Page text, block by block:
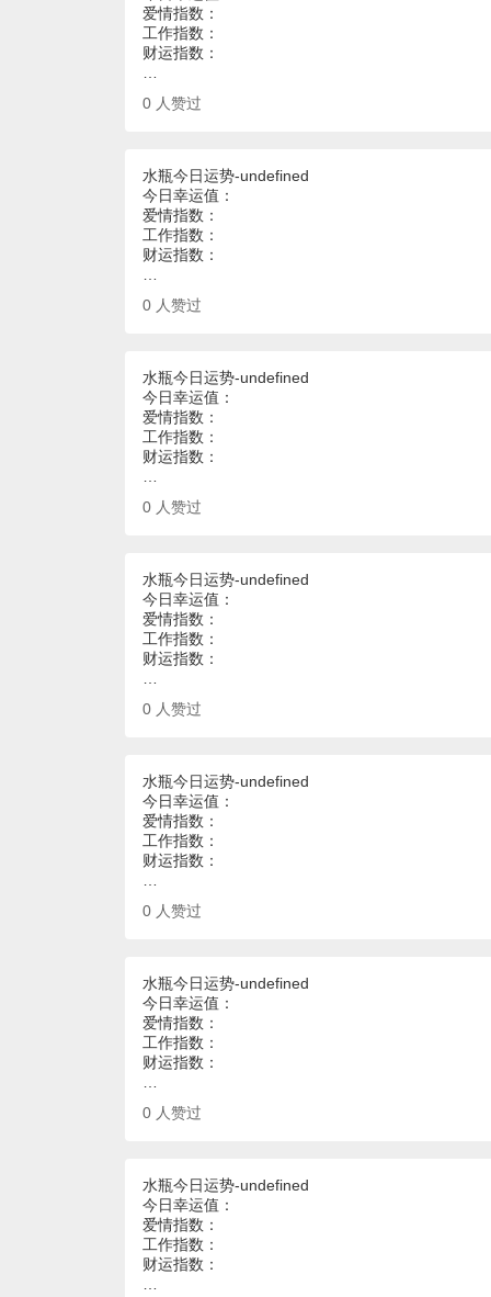
爱情指数：
工作指数：
财运指数：
0 人赞过
水瓶今日运势-undefined
今日幸运值：
爱情指数：
工作指数：
财运指数：
0 人赞过
水瓶今日运势-undefined
今日幸运值：
爱情指数：
工作指数：
财运指数：
0 人赞过
水瓶今日运势-undefined
今日幸运值：
爱情指数：
工作指数：
财运指数：
0 人赞过
水瓶今日运势-undefined
今日幸运值：
爱情指数：
工作指数：
财运指数：
0 人赞过
水瓶今日运势-undefined
今日幸运值：
爱情指数：
工作指数：
财运指数：
0 人赞过
水瓶今日运势-undefined
今日幸运值：
爱情指数：
工作指数：
财运指数：